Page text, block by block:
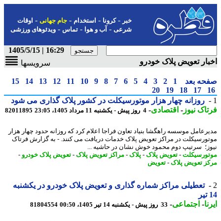
-کرونا-استخدام- جام جهانی-اوقات
شرعی-آب و هوا-تماس-ویدئوهای ورزشی
16:29 | 1405/5/15
تعویض پلاک خودرو
سرویسها
بعد 1
2
3
4
5
6
7
8
9
10
11
12
13
14
15
17
18
19
20
روزانه چهار هزار موتورسیکلت در کشور پلاک گذاری می شود
نیوز-اقتصادی-4 روز پیش - یکشنبه 11 مرداد 1405، 23:05 82011895
موسسه راهگشا بنیاد تعاون فراجا اعلام کرد که روزانه حدود چهار هزار
در مراکز تعویض پلاک خدمات دریافت می کنند. - به گزارش فرتاک
سرتیپ دوم محمود خوش نشان در حاشیه ...
-تعویض پلاک -پلاک -مراکز تعویض پلاک -تعویض پلاک خودرو-
تعویض پلاک -تعویض
تعطیلی مراکز شماره گذاری و تعویض پلاک خودرو در یکشنبه
-اجتماعی-33 روز پیش - یکشنبه 14 تیر 1405، 00:50 81804554